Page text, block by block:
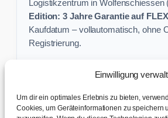
Einwilligung
Um dir ein optimales Erlebnis zu bieten,
Cookies, um Geräteinformationen zu speichern
Logistikzentrum in Wolfenschiessen
Edition: 3 Jahre Garantie auf
Kaufdatum – vollautomatisch, ohne
Registrierung.
Sichere dir exklusive Angebote und